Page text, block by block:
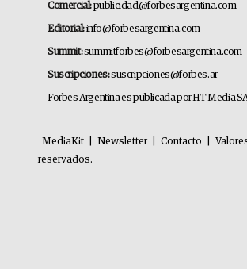
Comercial:publicidad@forbesargentina.com
Editorial:info@forbesargentina.com
Summit:summitforbes@forbesargentina.com
Suscripciones:suscripciones@forbes.ar
Forbes Argentina es publicada por HT Media
MediaKit Newsletter Contacto
reservados.